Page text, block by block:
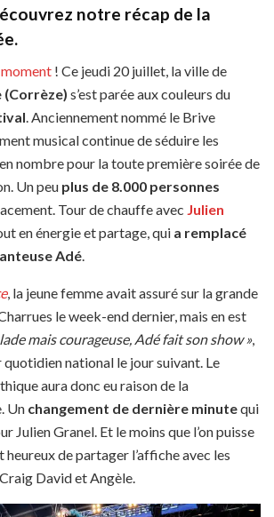
notre récap de la
! Ce jeudi 20 juillet, la ville de
(Corrèze) s’est parée aux couleurs du
. Anciennement nommé le Brive
musical continue de séduire les
nombre pour la toute première soirée de
Un peu plus de 8.000 personnes
Tour de chauffe avec Julien
en énergie et partage, qui a remplacé
Adé.
, la jeune femme avait assuré sur la grande
le week-end dernier, mais en est
mais courageuse, Adé fait son show »,
national le jour suivant. Le
aura donc eu raison de la
Un changement de dernière minutequi
Julien Granel. Et le moins que l’on puisse
heureux de partager l’affiche avec les
David et Angèle.